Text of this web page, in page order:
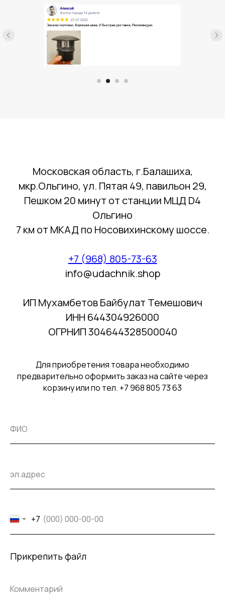
Московская область, г.Балашиха,
мкр.Ольгино, ул. Пятая 49, павильон 29,
Пешком 20 минут от станции МЦД D4
Ольгино
7 км от МКАД по Носовихинскому шоссе.
+7 (968) 805-73-63
info@udachnik.shop
ИП Мухамбетов Байбулат Темешович
ИНН 644304926000
ОГРНИП 304644328500040
Для приобретения товара необходимо
предварительно оформить заказ на сайте через
корзину или по тел. +7 968 805 73 63
+7
Прикрепить файл